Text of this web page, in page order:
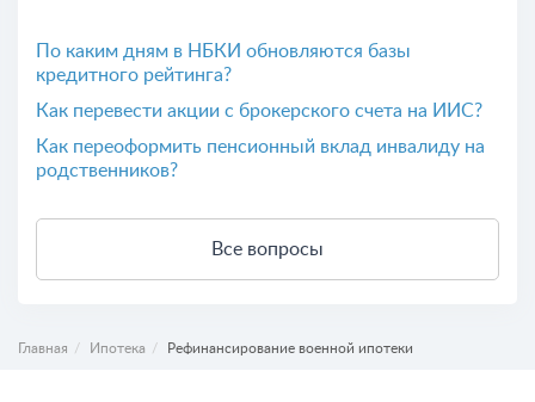
По каким дням в НБКИ обновляются базы
кредитного рейтинга?
Как перевести акции с брокерского счета на ИИС?
Как переоформить пенсионный вклад инвалиду на
родственников?
Все вопросы
Главная Ипотека Рефинансирование военной ипотеки